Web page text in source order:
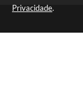
Privacidade.